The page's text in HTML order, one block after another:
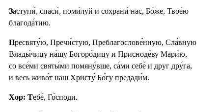
Заступи́, спаси́, поми́луй и сохрани́ нас, Бо́же, Твое́ю
благода́тию.
Пресвяту́ю, Пречи́стую, Преблагослове́нную, Сла́вную
Влады́чицу на́шу Богоро́дицу и Присноде́ву Мари́ю,
со все́ми святы́ми помяну́вше, са́ми себе́ и друг дру́га,
и весь живо́т наш Христу́ Бо́гу предади́м.
Хор: Тебе́, Го́споди.